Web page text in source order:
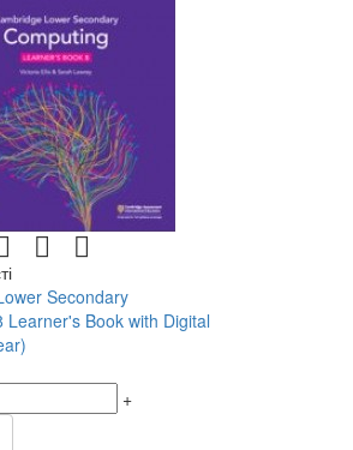
Secondary
Learner's Book with Digital
+